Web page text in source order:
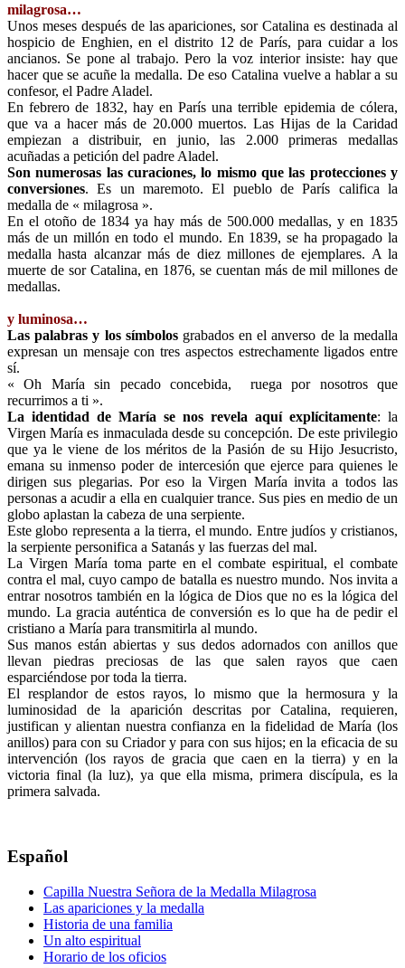
milagrosa…
Unos meses después de las apariciones, sor Catalina es destinada al
hospicio de Enghien, en el distrito 12 de París, para cuidar a los
ancianos. Se pone al trabajo. Pero la voz interior insiste: hay que
hacer que se acuñe la medalla. De eso Catalina vuelve a hablar a su
confesor, el Padre Aladel.
En febrero de 1832, hay en París una terrible epidemia de cólera,
que va a hacer más de 20.000 muertos. Las Hijas de la Caridad
empiezan a distribuir, en junio, las 2.000 primeras medallas
acuñadas a petición del padre Aladel.
Son numerosas las curaciones, lo mismo que las protecciones y
conversiones. Es un maremoto. El pueblo de París califica la
medalla de « milagrosa ».
En el otoño de 1834 ya hay más de 500.000 medallas, y en 1835
más de un millón en todo el mundo. En 1839, se ha propagado la
medalla hasta alcanzar más de diez millones de ejemplares. A la
muerte de sor Catalina, en 1876, se cuentan más de mil millones de
medallas.
y luminosa…
Las palabras y los símbolosgrabados en el anverso de la medalla
expresan un mensaje con tres aspectos estrechamente ligados entre
sí.
« Oh María sin pecado concebida, ruega por nosotros que
recurrimos a ti ».
La identidad de María se nos revela aquí explícitamente: la
Virgen María es inmaculada desde su concepción. De este privilegio
que ya le viene de los méritos de la Pasión de su Hijo Jesucristo,
emana su inmenso poder de intercesión que ejerce para quienes le
dirigen sus plegarias. Por eso la Virgen María invita a todos las
personas a acudir a ella en cualquier trance. Sus pies en medio de un
globo aplastan la cabeza de una serpiente.
Este globo representa a la tierra, el mundo. Entre judíos y cristianos,
la serpiente personifica a Satanás y las fuerzas del mal.
La Virgen María toma parte en el combate espiritual, el combate
contra el mal, cuyo campo de batalla es nuestro mundo. Nos invita a
entrar nosotros también en la lógica de Dios que no es la lógica del
mundo. La gracia auténtica de conversión es lo que ha de pedir el
cristiano a María para transmitirla al mundo.
Sus manos están abiertas y sus dedos adornados con anillos que
llevan piedras preciosas de las que salen rayos que caen
esparciéndose por toda la tierra.
El resplandor de estos rayos, lo mismo que la hermosura y la
luminosidad de la aparición descritas por Catalina, requieren,
justifican y alientan nuestra confianza en la fidelidad de María (los
anillos) para con su Criador y para con sus hijos; en la eficacia de su
intervención (los rayos de gracia que caen en la tierra) y en la
victoria final (la luz), ya que ella misma, primera discípula, es la
primera salvada.
Español
Capilla Nuestra Señora de la Medalla Milagrosa
Las apariciones y la medalla
Historia de una familia
Un alto espiritual
Horario de los oficios